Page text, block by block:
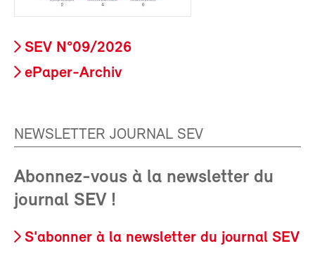
SEV N°09/2026
ePaper-Archiv
NEWSLETTER JOURNAL SEV
Abonnez-vous à la newsletter du
journal SEV !
S'abonner à la newsletter du journal SEV